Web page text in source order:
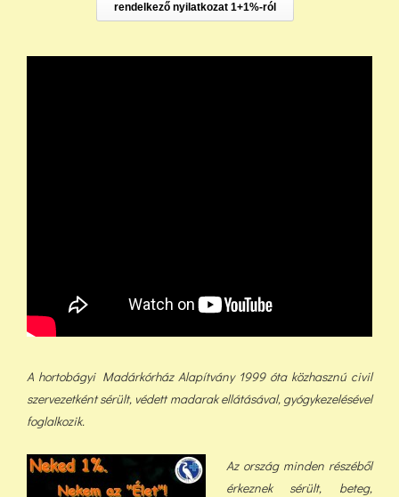
rendelkező nyilatkozat 1+1%-ról
A hortobágyi Madárkórház Alapítvány 1999 óta közhasznú civil
szervezetként sérült, védett madarak ellátásával, gyógykezelésével
foglalkozik.
Az ország minden részéből
érkeznek sérült, beteg,